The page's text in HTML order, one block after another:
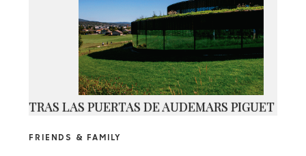
TRAS LAS PUERTAS DE AUDEMARS PIGUET
FRIENDS & FAMILY